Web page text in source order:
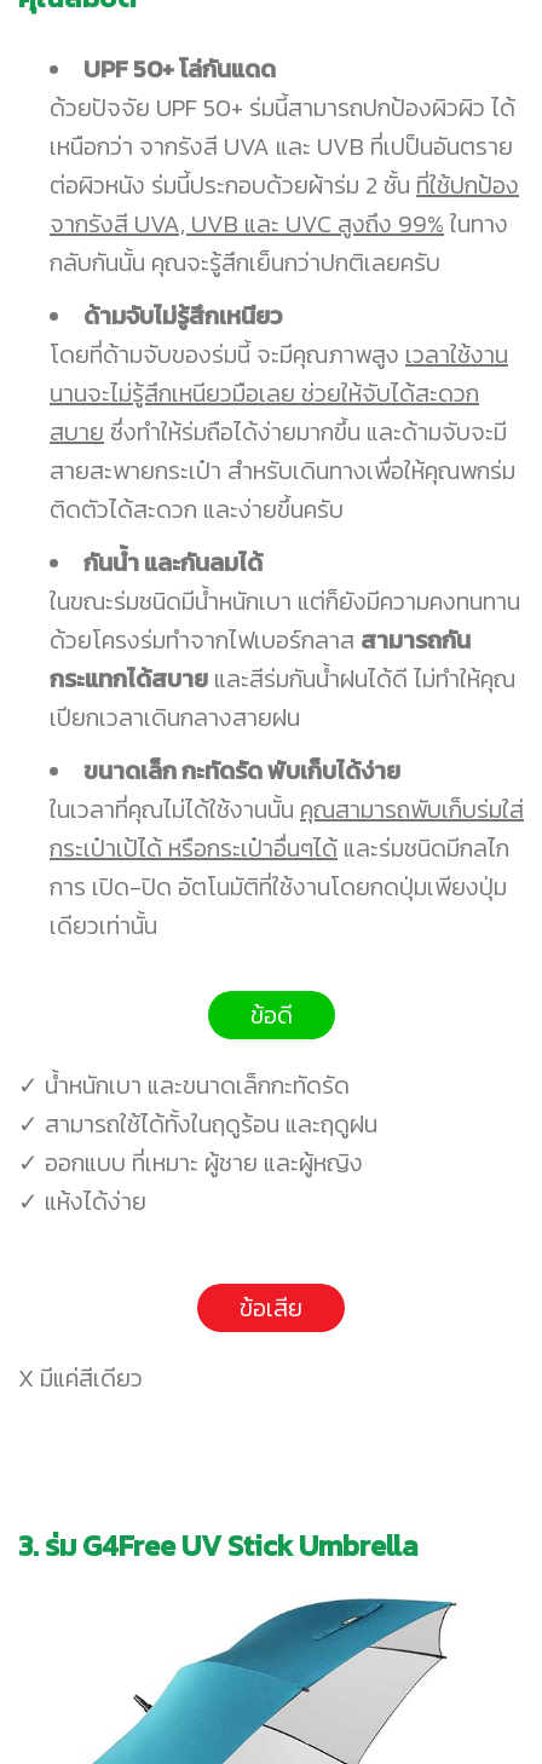
UPF 50+ โล่กันแดด
ด้วยปัจจัย UPF 50+ ร่มนี้สามารถปกป้องผิวผิว ได้
เหนือกว่า จากรังสี UVA และ UVB ที่เปป็นอันตราย
ต่อผิวหนัง ร่มนี้ประกอบด้วยผ้าร่ม 2 ชั้น ที่ใช้ปกป้อง
จากรังสี UVA, UVB และ UVC สูงถึง 99% ในทาง
กลับกันนั้น คุณจะรู้สึกเย็นกว่าปกติเลยครับ
ด้ามจับไม่รู้สึกเหนียว
โดยที่ด้ามจับของร่มนี้ จะมีคุณภาพสูง เวลาใช้งาน
นานจะไม่รู้สึกเหนียวมือเลย ช่วยให้จับได้สะดวก
สบาย ซึ่งทำให้ร่มถือได้ง่ายมากขึ้น และด้ามจับจะมี
สายสะพายกระเป๋า สำหรับเดินทางเพื่อให้คุณพกร่ม
ติดตัวได้สะดวก และง่ายขึ้นครับ
กันน้ำ และกันลมได้
ในขณะร่มชนิดมีน้ำหนักเบา แต่ก็ยังมีความคงทนทาน
ด้วยโครงร่มทำจากไฟเบอร์กลาส สามารถกัน
กระแทกได้สบาย และสีร่มกันน้ำฝนได้ดี ไม่ทำให้คุณ
เปียกเวลาเดินกลางสายฝน
ขนาดเล็ก กะทัดรัด พับเก็บได้ง่าย
ในเวลาที่คุณไม่ได้ใช้งานนั้น คุณสามารถพับเก็บร่มใส่
กระเป๋าเป้ได้ หรือกระเป๋าอื่นๆได้ และร่มชนิดมีกลไก
การ เปิด-ปิด อัตโนมัติที่ใช้งานโดยกดปุ่มเพียงปุ่ม
เดียวเท่านั้น
ข้อดี
✓ น้ำหนักเบา และขนาดเล็กกะทัดรัด
✓ สามารถใช้ได้ทั้งในฤดูร้อน และฤดูฝน
✓ ออกแบบ ที่เหมาะ ผู้ชาย และผู้หญิง
✓ แห้งได้ง่าย
ข้อเสีย
X มีแค่สีเดียว
3. ร่ม G4Free UV Stick Umbrella